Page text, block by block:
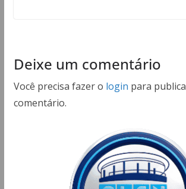
Deixe um comentário
Você precisa fazer o login para
comentário.